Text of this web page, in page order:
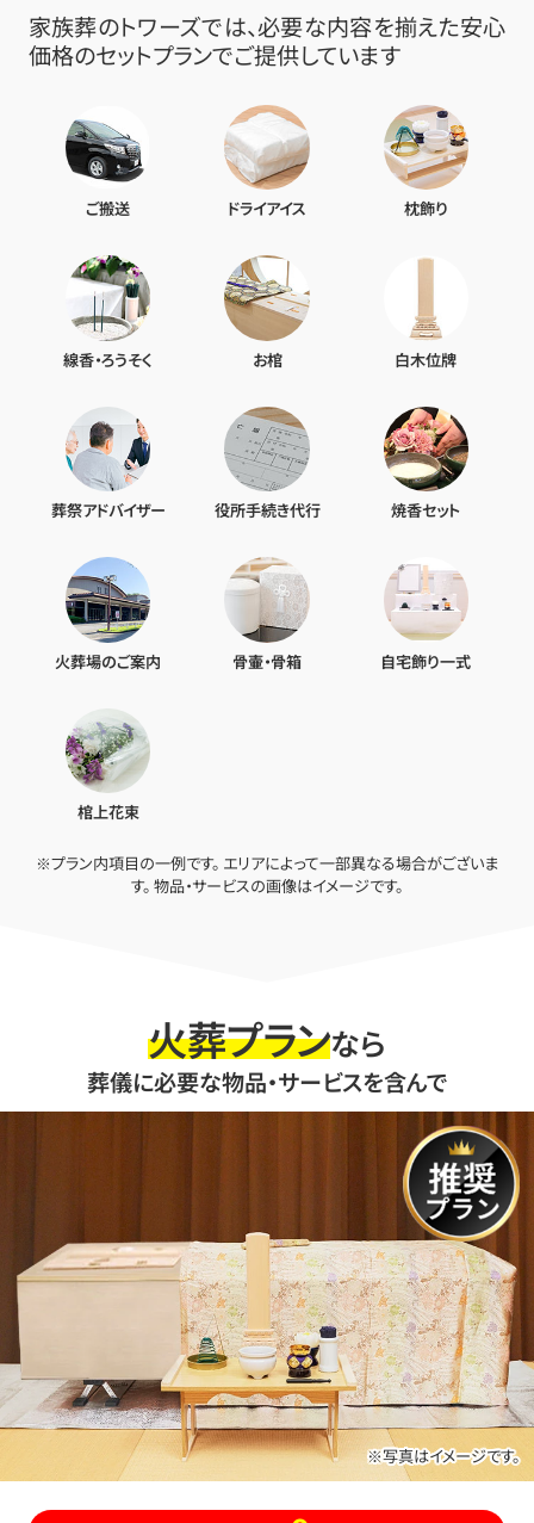
家族葬のトワーズでは、必要な内容を揃えた安心
価格のセットプランでご提供しています
ご搬送 ドライアイス 枕飾り
線香・ろうそく お棺 白木位牌
葬祭アドバイザー 役所手続き代行 焼香セット
火葬場のご案内 骨壷・骨箱 自宅飾り一式
棺上花束
※プラン内項目の一例です。 エリアによって一部異なる場合がございま
す。 物品・サービスの画像はイメージです。
火葬プランなら
葬儀に必要な物品・サービスを含んで
※写真はイメージです。